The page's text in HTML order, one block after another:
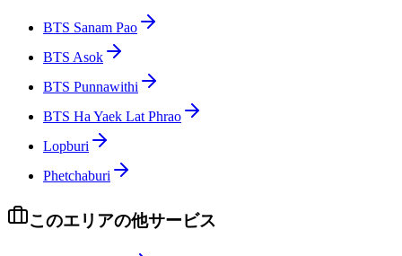
BTS Sanam Pao
BTS Asok
BTS Punnawithi
BTS Ha Yaek Lat Phrao
Lopburi
Phetchaburi
このエリアの他サービス